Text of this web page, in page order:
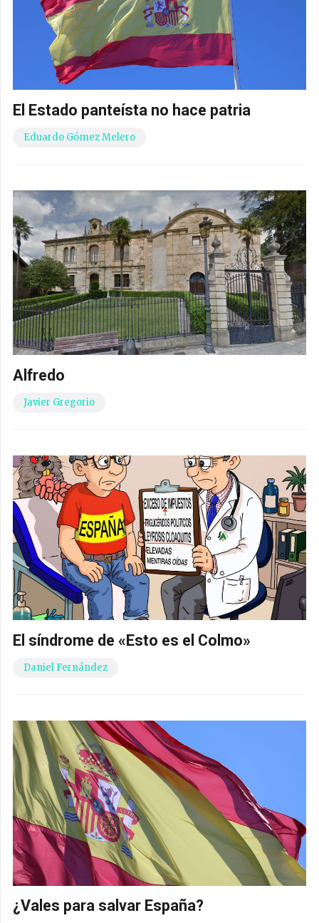
El Estado panteísta no hace patria
Eduardo Gómez Melero
Alfredo
Javier Gregorio
El síndrome de «Esto es el Colmo»
Daniel Fernández
¿Vales para salvar España?